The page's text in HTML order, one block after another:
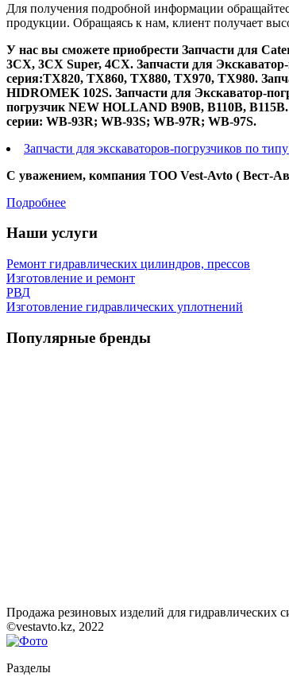
Для получения подробной информации
продукции. Обращаясь к нам, клиент получает
У нас вы сможете приобрести Запчасти для
3CX, 3CX Super, 4CX. Запчасти для
серия:TX820, TX860, TX880, TX970, TX980.
HIDROMEK 102S. Запчасти для Экскаватор-
погрузчик NEW HOLLAND B90B, B110B,
серии: WB-93R; WB-93S; WB-97R; WB-97S.
Запчасти для экскаваторов-погрузчиков по
С уважением, компания ТОО Vest-Avto ( Вест-
Подробнее
Наши услуги
Ремонт гидравлических цилиндров, прессов
Изготовление и ремонт
РВД
Изготовление гидравлических уплотнений
Популярные бренды
Продажа резиновых изделий для гидравлических
©vestavto.kz, 2022
Разделы